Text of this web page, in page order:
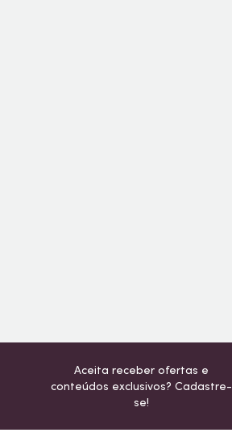
Aceita receber ofertas e
conteúdos exclusivos? Cadastre-
se!